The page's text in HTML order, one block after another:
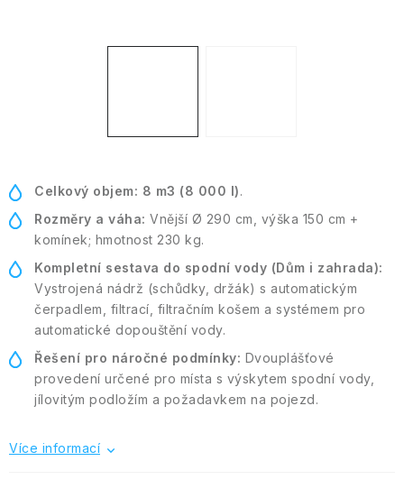
Celkový objem: 8 m3 (8 000 l).
Rozměry a váha: Vnější Ø 290 cm, výška 150 cm +
komínek; hmotnost 230 kg.
Kompletní sestava do spodní vody (Dům i zahrada):
Vystrojená nádrž (schůdky, držák) s automatickým
čerpadlem, filtrací, filtračním košem a systémem pro
automatické dopouštění vody.
Řešení pro náročné podmínky: Dvouplášťové
provedení určené pro místa s výskytem spodní vody,
jílovitým podložím a požadavkem na pojezd.
Více informací